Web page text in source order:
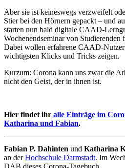
Aber sie ist keineswegs verzweifelt
Stier bei den Hörnern gepackt – und
starten nun bald digitale CAAD-
Wochenendseminar von Studierenden
Dabei wollen erfahrene CAAD-
wichtigsten Klicks und Tricks zeigen.
Kurzum: Corona kann uns zwar die
nicht den Geist, der in ihnen ist.
Hier findet ihr alle Einträge im
Katharina und Fabian.
Fabian P. Dahinten und Katharina
an derHochschule Darmstadt. Im
DAB dieses Corona-Tagebuch